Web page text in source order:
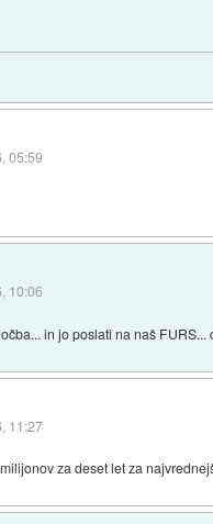
05:59
10:06
in jo poslati na naš
11:27
za deset let za